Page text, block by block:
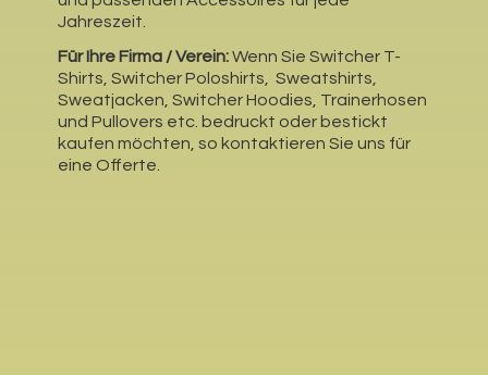
Jahreszeit.
Für Ihre Firma / Verein:Wenn Sie Switcher T-
Shirts, Switcher Poloshirts, Sweatshirts,
Sweatjacken, Switcher Hoodies, Trainerhosen
und Pullovers etc. bedruckt oder bestickt
kaufen möchten, so kontaktieren Sie uns für
eine Offerte.